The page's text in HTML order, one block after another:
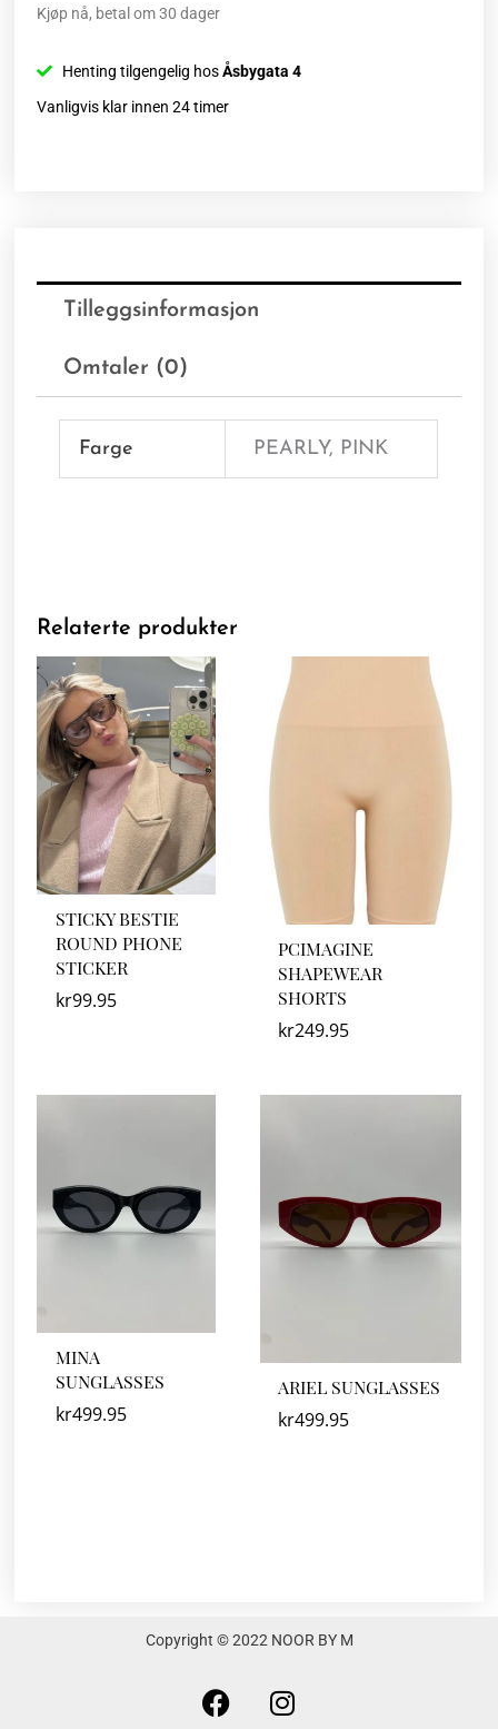
Kjøp nå, betal om 30 dager
Henting tilgengelig hosÅsbygata 4
Vanligvis klar innen 24 timer
Tilleggsinformasjon
Omtaler (0)
Farge PEARLY, PINK
Relaterte produkter
STICKY BESTIE
ROUND PHONE
STICKER
kr99.95
PCIMAGINE
SHAPEWEAR
SHORTS
kr249.95
MINA
SUNGLASSES
kr499.95
ARIEL SUNGLASSES
kr499.95
Copyright © 2022 NOOR BY M
F
a
I
n